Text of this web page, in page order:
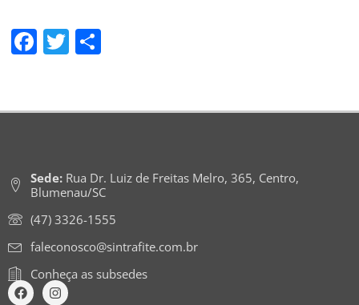
Facebook
Twitter
Sede:Rua Dr. Luiz de Freitas Melro, 365, Centro,
Blumenau/SC
(47) 3326-1555
faleconosco@sintrafite.com.br
Conheça as subsedes